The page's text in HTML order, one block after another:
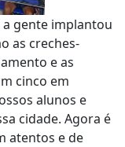
a gente implantou
as creches-
e as
cinco em
alunos e
cidade. Agora é
atentos e de